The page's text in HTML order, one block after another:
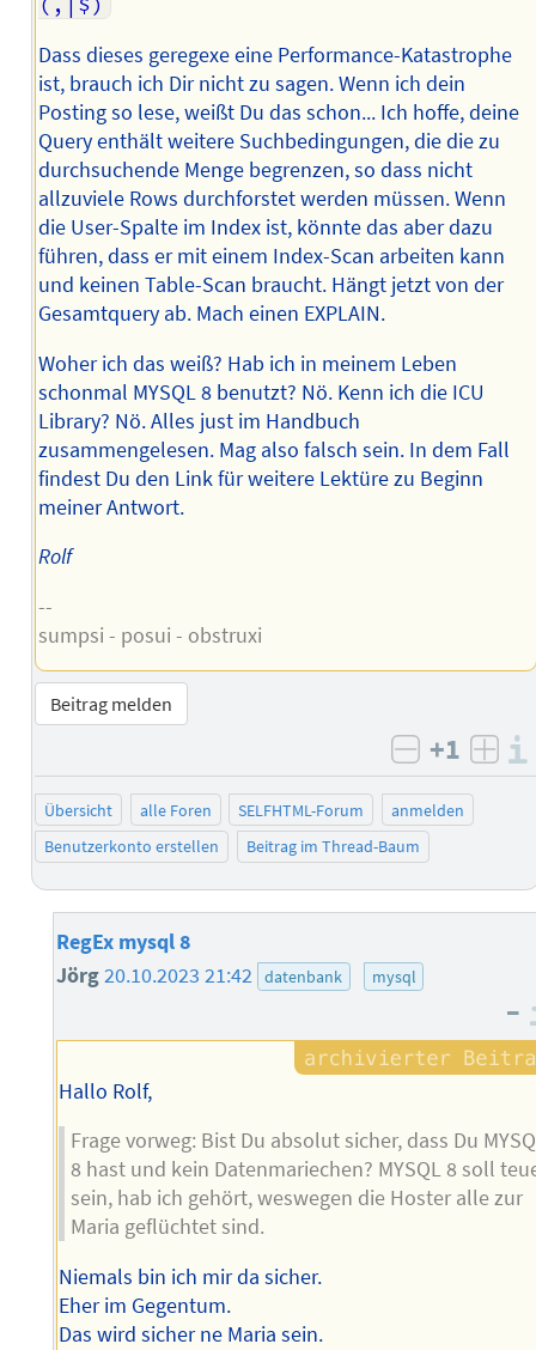
(,|$)
Dass dieses geregexe eine Performance-Katastrophe
ist, brauch ich Dir nicht zu sagen. Wenn ich dein
Posting so lese, weißt Du das schon... Ich hoffe, deine
Query enthält weitere Suchbedingungen, die die zu
durchsuchende Menge begrenzen, so dass nicht
allzuviele Rows durchforstet werden müssen. Wenn
die User-Spalte im Index ist, könnte das aber dazu
führen, dass er mit einem Index-Scan arbeiten kann
und keinen Table-Scan braucht. Hängt jetzt von der
Gesamtquery ab. Mach einen EXPLAIN.
Woher ich das weiß? Hab ich in meinem Leben
schonmal MYSQL 8 benutzt? Nö. Kenn ich die ICU
Library? Nö. Alles just im Handbuch
zusammengelesen. Mag also falsch sein. In dem Fall
findest Du den Link für weitere Lektüre zu Beginn
meiner Antwort.
Rolf
--
sumpsi - posui - obstruxi
Beitrag melden
negativ
+1
Übersicht alle Foren SELFHTML-Forum
anmelden
Benutzerkonto erstellen
Beitrag im Thread-Baum
RegEx mysql 8
Jörg20.10.2023 21:42 datenbank mysql
–
Hallo Rolf,
Frage vorweg: Bist Du absolut sicher, dass Du
8 hast und kein Datenmariechen? MYSQL 8 soll
sein, hab ich gehört, weswegen die Hoster alle zur
Maria geflüchtet sind.
Niemals bin ich mir da sicher.
Eher im Gegentum.
Das wird sicher ne Maria sein.